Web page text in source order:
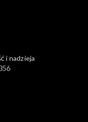
i nadzieja